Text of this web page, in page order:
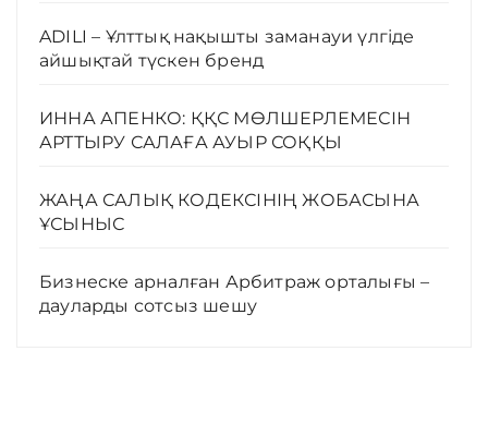
ADILI – Ұлттық нақышты заманауи үлгіде
айшықтай түскен бренд
ИННА АПЕНКО: ҚҚС МӨЛШЕРЛЕМЕСІН
АРТТЫРУ САЛАҒА АУЫР СОҚҚЫ
ЖАҢА САЛЫҚ КОДЕКСІНІҢ ЖОБАСЫНА
ҰСЫНЫС
Бизнеске арналған Арбитраж орталығы –
дауларды сотсыз шешу